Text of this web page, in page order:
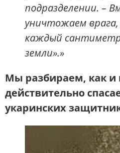
подразделении. –
уничтожаем
каждый сантиметр
земли».»
Мы разбираем, как и
действительно
укаринских